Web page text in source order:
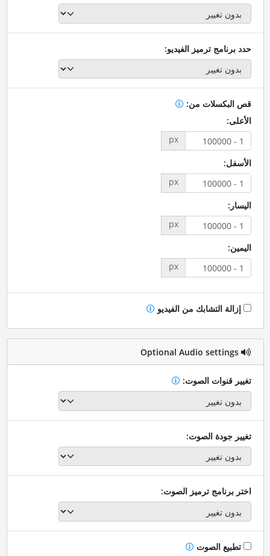
حدد برنامج ترميز الفيديو:
قص البكسلات من:
الأعلى:
px
الأسفل:
px
اليسار:
px
اليمين:
px
إزالة التشابك من الفيديو
Optional Audio settings
تغيير قنوات الصوت:
تغيير جودة الصوت:
اختر برنامج ترميز الصوت:
تطبيع الصوت